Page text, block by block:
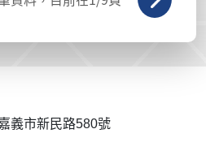
義市新民路580號